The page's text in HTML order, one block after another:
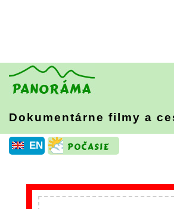
Dokumentárne filmy a
EN